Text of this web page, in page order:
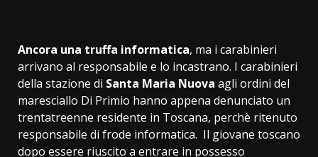
Ancora una truffa informatica, ma i carabinieri
arrivano al responsabile e lo incastrano. I carabinieri
della stazione di Santa Maria Nuova agli ordini del
maresciallo Di Primio hanno appena denunciato un
trentatreenne residente in Toscana, perchè ritenuto
responsabile di frode informatica. Il giovane toscano
dopo essere riuscito a entrare in possesso